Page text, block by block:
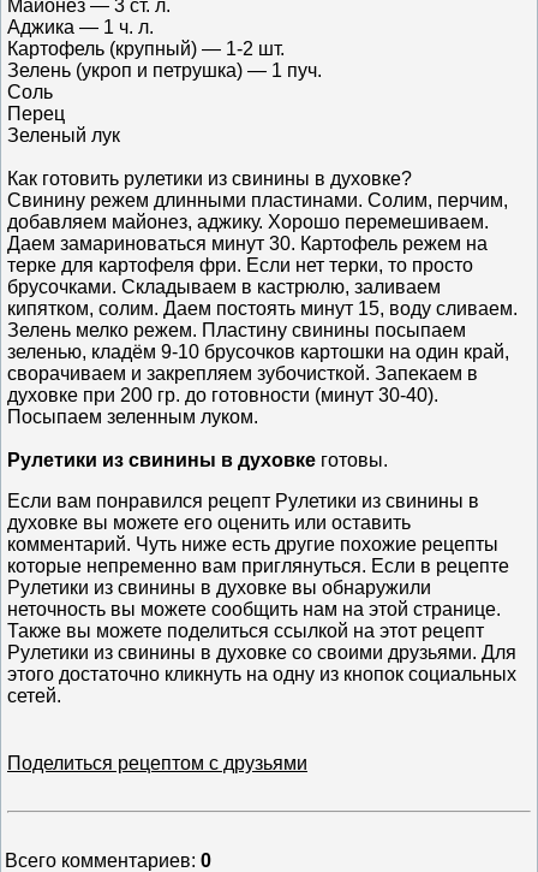
Майонез — 3 ст. л.
Аджика — 1 ч. л.
Картофель (крупный) — 1-2 шт.
Зелень (укроп и петрушка) — 1 пуч.
Соль
Перец
Зеленый лук
Как готовить рулетики из свинины в духовке?
Свинину режем длинными пластинами. Солим, перчим,
добавляем майонез, аджику. Хорошо перемешиваем.
Даем замариноваться минут 30. Картофель режем на
терке для картофеля фри. Если нет терки, то просто
брусочками. Складываем в кастрюлю, заливаем
кипятком, солим. Даем постоять минут 15, воду сливаем.
Зелень мелко режем. Пластину свинины посыпаем
зеленью, кладём 9-10 брусочков картошки на один край,
сворачиваем и закрепляем зубочисткой. Запекаем в
духовке при 200 гр. до готовности (минут 30-40).
Посыпаем зеленным луком.
Рулетики из свинины в духовке готовы.
Если вам понравился рецепт Рулетики из свинины в
духовке вы можете его оценить или оставить
комментарий. Чуть ниже есть другие похожие рецепты
которые непременно вам приглянуться. Если в рецепте
Рулетики из свинины в духовке вы обнаружили
неточность вы можете сообщить нам на этой странице.
Также вы можете поделиться ссылкой на этот рецепт
Рулетики из свинины в духовке со своими друзьями. Для
этого достаточно кликнуть на одну из кнопок социальных
сетей.
Поделиться рецептом с друзьями
Всего комментариев: 0